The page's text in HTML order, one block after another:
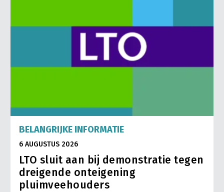
Medewerkers
Vacatures
BELANGRIJKE INFORMATIE
6 AUGUSTUS 2026
LTO sluit aan bij demonstratie tegen
dreigende onteigening
pluimveehouders